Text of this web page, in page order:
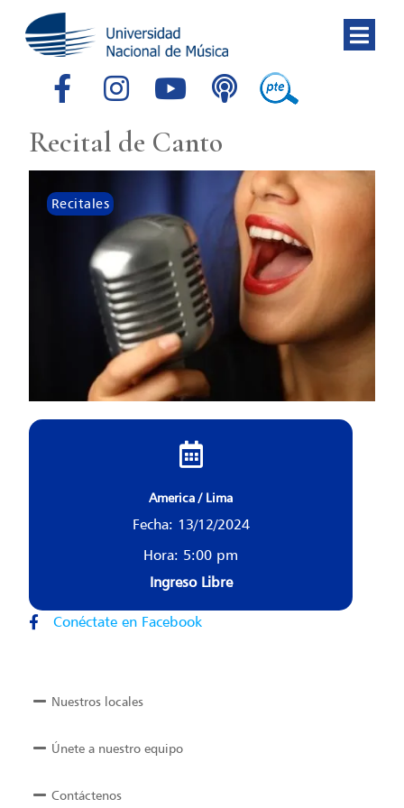
Recital de Canto
Recitales
America / Lima
Fecha: 13/12/2024
Hora: 5:00 pm
Ingreso Libre
Conéctate en Facebook
Nuestros locales
Únete a nuestro equipo
Contáctenos